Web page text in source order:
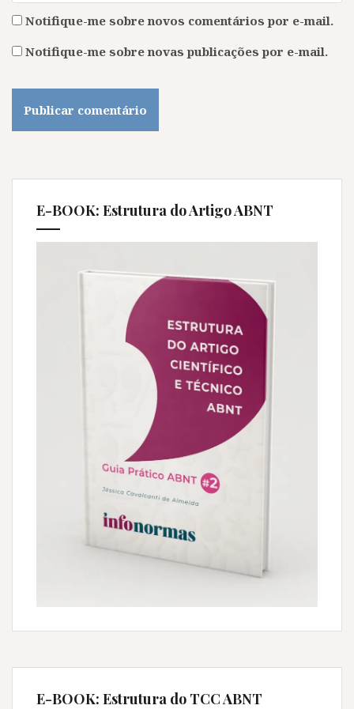
Notifique-me sobre novos comentários por e-mail.
Notifique-me sobre novas publicações por e-mail.
E-BOOK: Estrutura do Artigo ABNT
E-BOOK: Estrutura do TCC ABNT